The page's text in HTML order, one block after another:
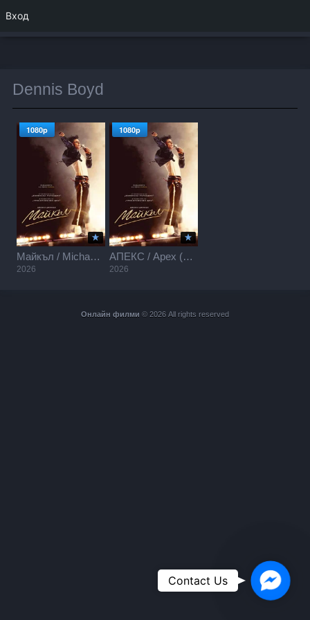
Dennis Boyd
Майкъл / Michael (2026)
2026
1080p
АПЕКС / Apex (2026)
2026
1080p
Онлайн филми © 2026 All rights reserved
Вход
Contact Us